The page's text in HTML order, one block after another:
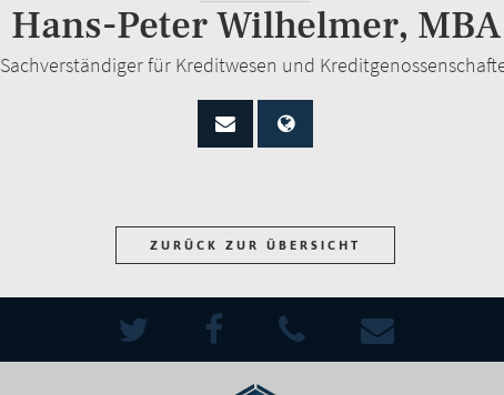
Hans-Peter Wilhelmer, MBA
Sachverständiger für Kreditwesen und
ZURÜCK ZUR ÜBERSICHT